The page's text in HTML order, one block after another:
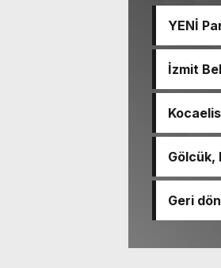
YENİ
İzmit
Gölcük,
Geri